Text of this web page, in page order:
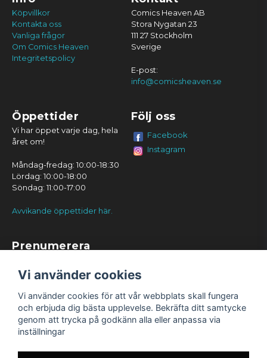
Köpvillkor
Kontakta oss
Vanliga frågor
Om Comics Heaven
Integritetspolicy
Comics Heaven AB
Stora Nygatan 23
111 27 Stockholm
Sverige
E-post:
info@comicsheaven.se
Öppettider
Vi har öppet varje dag, hela
året om!
Måndag-fredag: 10:00-18:30
Lördag: 10:00-18:00
Söndag: 11:00-17:00
Avvikande öppettider här.
Följ oss
Facebook
Instagram
Prenumerera
Vi använder cookies
Vi använder cookies för att vår webbplats skall fungera
och erbjuda dig bästa upplevelse. Bekräfta ditt samtycke
genom att trycka på godkänn alla eller anpassa via
inställningar